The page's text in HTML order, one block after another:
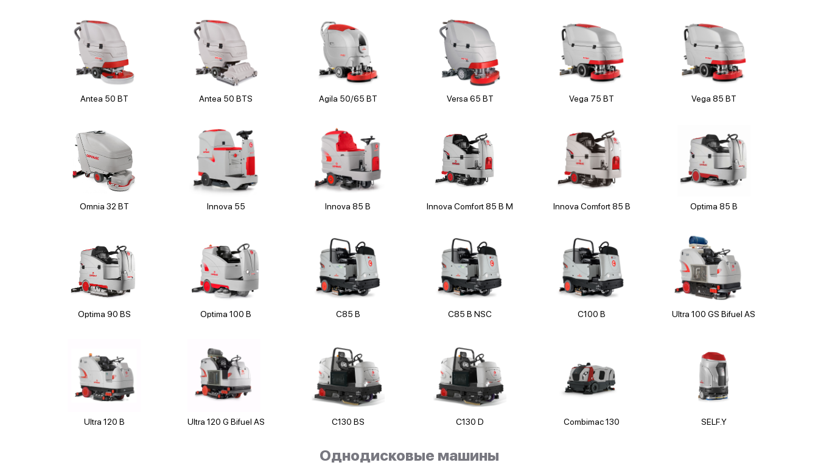
Antea 50 BT Antea 50 BTS Agila 50/65 BT Versa 65 BT Vega 75 BT Vega 85 BT
Omnia 32 BT Innova 55 Innova 85 B Innova Comfort 85 B M Innova Comfort 85 B Optima 85 B
Optima 90 BS Optima 100 B C85 B C85 B NSC C100 B Ultra 100 GS Bifuel AS
Ultra 120 B Ultra 120 G Bifuel AS C130 BS C130 D Combimac 130 SELF.Y
Однодисковые машины
Остались вопросы? Напишите нам!
Выберите удобный мессенджер: